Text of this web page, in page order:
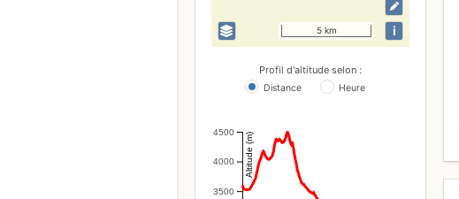
5 km i
Profil d'altitude selon :
Distance Heure
3500
4000
4500 Altitude (m)